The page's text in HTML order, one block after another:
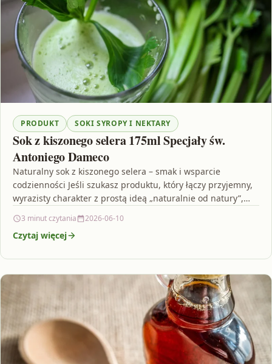
PRODUKT SOKI SYROPY I NEKTARY
Sok z kiszonego selera 175ml Specjały św.
Antoniego Dameco
Naturalny sok z kiszonego selera – smak i wsparcie
codzienności Jeśli szukasz produktu, który łączy przyjemny,
wyrazisty charakter z prostą ideą „naturalnie od natury”,…
3 minut czytania 2026-06-10
Czytaj więcej